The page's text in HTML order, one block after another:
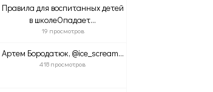
Правила для воспитанных детей
в школеОпадает...
19 просмотров
Артем Бородатюк, @ice_scream...
418 просмотров